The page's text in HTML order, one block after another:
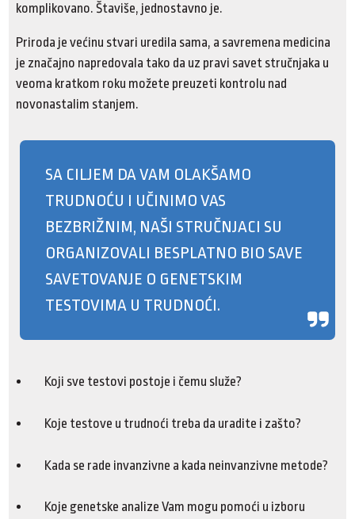
komplikovano. Štaviše, jednostavno je.
Priroda je većinu stvari uredila sama, a savremena medicina
je značajno napredovala tako da uz pravi savet stručnjaka u
veoma kratkom roku možete preuzeti kontrolu nad
novonastalim stanjem.
SA CILJEM DA VAM OLAKŠAMO
TRUDNOĆU I UČINIMO VAS
BEZBRIŽNIM, NAŠI STRUČNJACI SU
ORGANIZOVALI BESPLATNO BIO SAVE
SAVETOVANJE O GENETSKIM
TESTOVIMA U TRUDNOĆI.
Koji sve testovi postoje i čemu služe?
Koje testove u trudnoći treba da uradite i zašto?
Kada se rade invanzivne a kada neinvanzivne metode?
Koje genetske analize Vam mogu pomoći u izboru